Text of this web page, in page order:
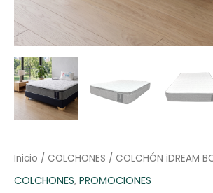
Inicio / COLCHONES / COLCHÓN iDREAM
COLCHONES, PROMOCIONES